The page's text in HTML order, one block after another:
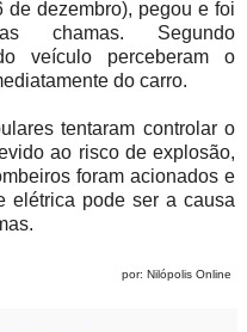
de dezembro), pegou e foi
chamas. Segundo
veículo perceberam o
do carro.
tentaram controlar o
ao risco de explosão,
foram acionados e
elétrica pode ser a causa
por: Nilópolis Online